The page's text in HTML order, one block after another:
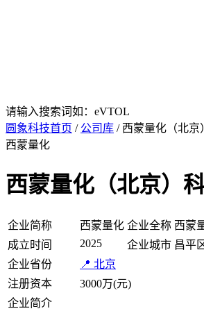
请输入搜索词如：eVTOL
圆象科技首页 / 公司库 / 西蒙量化（北京
西蒙量化
西蒙量化（北京）
企业简称 西蒙量化 企业全称 西蒙
成立时间
2025 企业城市 昌平
企业省份
📍 北京
注册资本
3000万(元)
企业简介